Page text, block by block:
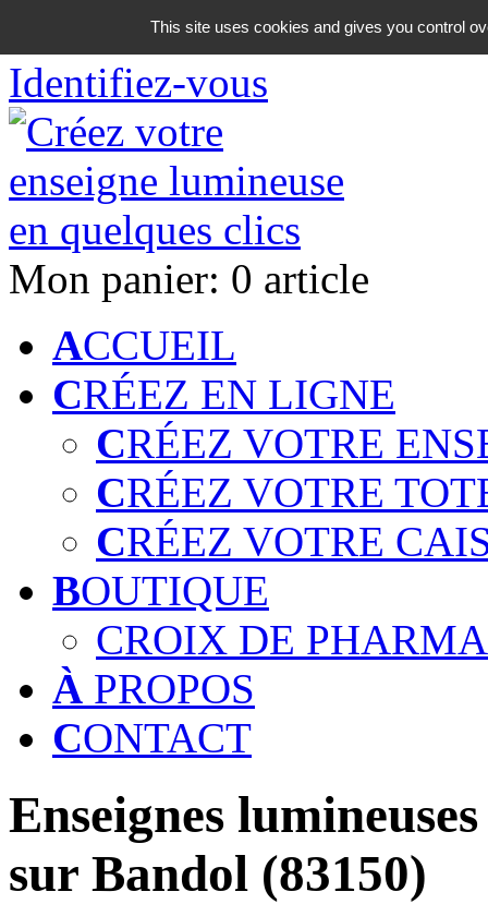
06 18 42 08 59
Identifiez-vous
Mon panier: 0 article
ACCUEIL
CRÉEZ EN LIGNE
CRÉEZ VOTRE
CRÉEZ VOTRE
CRÉEZ VOTRE
BOUTIQUE
CROIX DE
À PROPOS
CONTACT
Enseignes
sur Bandol (83150)
This site uses cookies and gives you control